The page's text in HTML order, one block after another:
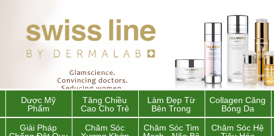
Dược Mỹ
Phẩm
Tăng Chiều
Cao Cho Trẻ
Làm Đẹp Từ
Bên Trong
Collagen Căng
Bóng Da
Giải Pháp
Chăm Sóc
Chăm Sóc Tim
Chăm Sóc Hệ